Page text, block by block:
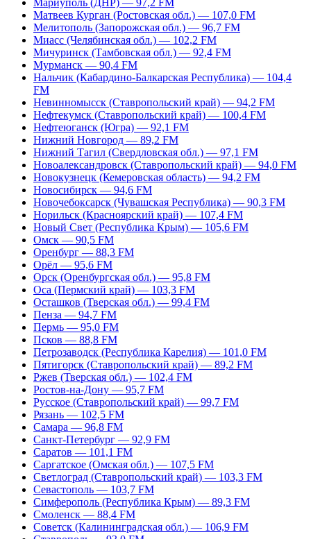
Мариуполь (ДНР) — 97,2 FM
Матвеев Курган (Ростовская обл.) — 107,0 FM
Мелитополь (Запорожская обл.) — 96,7 FM
Миасс (Челябинская обл.) — 102,2 FM
Мичуринск (Тамбовская обл.) — 92,4 FM
Мурманск — 90,4 FM
Нальчик (Кабардино-Балкарская Республика) — 104,4
FM
Невинномысск (Ставропольский край) — 94,2 FM
Нефтекумск (Ставропольский край) — 100,4 FM
Нефтеюганск (Югра) — 92,1 FM
Нижний Новгород — 89,2 FM
Нижний Тагил (Свердловская обл.) — 97,1 FM
Новоалександровск (Ставропольский край) — 94,0 FM
Новокузнецк (Кемеровская область) — 94,2 FM
Новосибирск — 94,6 FM
Новочебоксарск (Чувашская Республика) — 90,3 FM
Норильск (Красноярский край) — 107,4 FM
Новый Свет (Республика Крым) — 105,6 FM
Омск — 90,5 FM
Оренбург — 88,3 FM
Орёл — 95,6 FM
Орск (Оренбургская обл.) — 95,8 FM
Оса (Пермский край) — 103,3 FM
Осташков (Тверская обл.) — 99,4 FM
Пенза — 94,7 FM
Пермь — 95,0 FM
Псков — 88,8 FM
Петрозаводск (Республика Карелия) — 101,0 FM
Пятигорск (Ставропольский край) — 89,2 FM
Ржев (Тверская обл.) — 102,4 FM
Ростов-на-Дону — 95,7 FM
Русское (Ставропольский край) — 99,7 FM
Рязань — 102,5 FM
Самара — 96,8 FM
Санкт-Петербург — 92,9 FM
Саратов — 101,1 FM
Саргатское (Омская обл.) — 107,5 FM
Светлоград (Ставропольский край) — 103,3 FM
Севастополь — 103,7 FM
Симферополь (Республика Крым) — 89,3 FM
Смоленск — 88,4 FM
Советск (Калининградская обл.) — 106,9 FM